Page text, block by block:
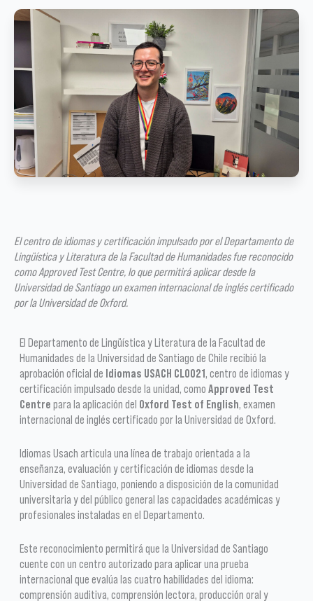
El centro de idiomas y certificación impulsado por el Departamento de
Lingüística y Literatura de la Facultad de Humanidades fue reconocido
como Approved Test Centre, lo que permitirá aplicar desde la
Universidad de Santiago un examen internacional de inglés certificado
por la Universidad de Oxford.
El Departamento de Lingüística y Literatura de la Facultad de
Humanidades de la Universidad de Santiago de Chile recibió la
aprobación oficial de Idiomas USACH CL0021 , centro de idiomas y
certificación impulsado desde la unidad, como Approved Test
Centre para la aplicación del Oxford Test of English , examen
internacional de inglés certificado por la Universidad de Oxford.
Idiomas Usach articula una línea de trabajo orientada a la
enseñanza, evaluación y certificación de idiomas desde la
Universidad de Santiago, poniendo a disposición de la comunidad
universitaria y del público general las capacidades académicas y
profesionales instaladas en el Departamento.
Este reconocimiento permitirá que la Universidad de Santiago
cuente con un centro autorizado para aplicar una prueba
internacional que evalúa las cuatro habilidades del idioma:
comprensión auditiva, comprensión lectora, producción oral y